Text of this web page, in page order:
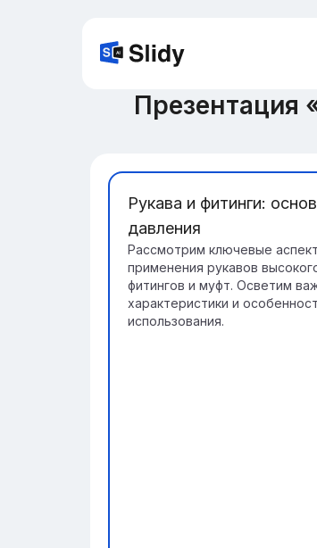
Презентация
Рукава и фитинги:
давления
Рассмотрим ключевые
применения рукавов
фитингов и муфт. Осветим
характеристики и
использования.